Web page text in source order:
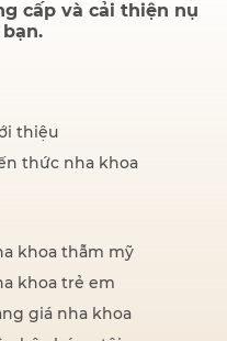
cấp và cải thiện nụ
thiệu
thức nha khoa
khoa thẫm mỹ
khoa trẻ em
giá nha khoa